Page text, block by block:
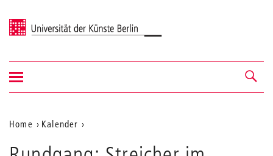
Universität der Künste Berlin
Navigation &
Suche
Navigation
ein-/ausblenden
Aktuelle
Position
Home
Kalender
Streicher